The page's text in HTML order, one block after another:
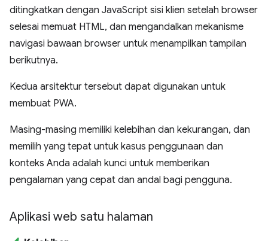
ditingkatkan dengan JavaScript sisi klien setelah browser
selesai memuat HTML, dan mengandalkan mekanisme
navigasi bawaan browser untuk menampilkan tampilan
berikutnya.
Kedua arsitektur tersebut dapat digunakan untuk
membuat PWA.
Masing-masing memiliki kelebihan dan kekurangan, dan
memilih yang tepat untuk kasus penggunaan dan
konteks Anda adalah kunci untuk memberikan
pengalaman yang cepat dan andal bagi pengguna.
Aplikasi web satu halaman